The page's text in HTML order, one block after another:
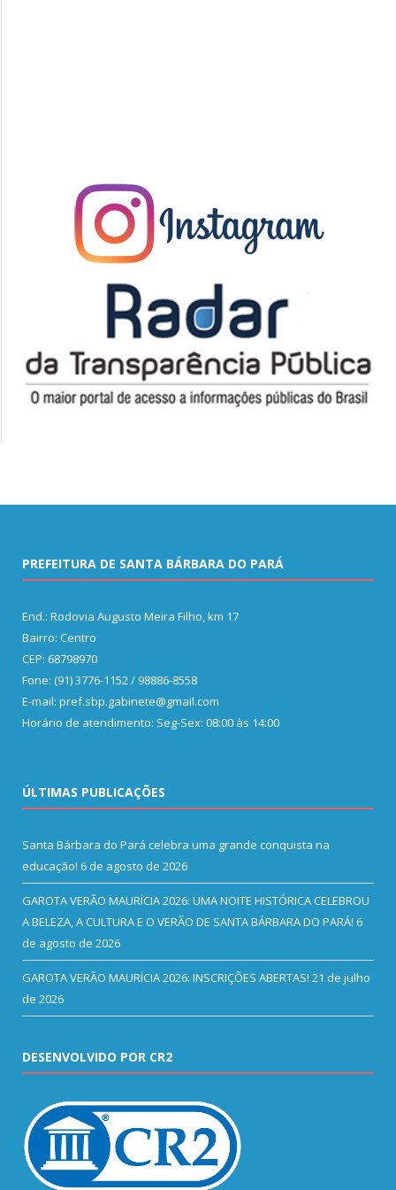
PREFEITURA DE SANTA BÁRBARA DO PARÁ
End.: Rodovia Augusto Meira Filho, km 17
Bairro: Centro
CEP: 68798970
Fone: (91) 3776-1152 / 98886-8558
E-mail: pref.sbp.gabinete@gmail.com
Horário de atendimento: Seg-Sex: 08:00 às 14:00
ÚLTIMAS PUBLICAÇÕES
Santa Bárbara do Pará celebra uma grande conquista na
educação! 6 de agosto de 2026
GAROTA VERÃO MAURÍCIA 2026: UMA NOITE HISTÓRICA CELEBROU
A BELEZA, A CULTURA E O VERÃO DE SANTA BÁRBARA DO PARÁ! 6
de agosto de 2026
GAROTA VERÃO MAURÍCIA 2026: INSCRIÇÕES ABERTAS! 21 de julho
de 2026
DESENVOLVIDO POR CR2